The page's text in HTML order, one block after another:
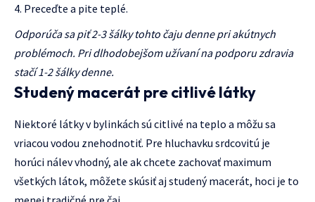
Preceďte a pite teplé.
Odporúča sa piť 2-3 šálky tohto čaju denne pri akútnych
problémoch. Pri dlhodobejšom užívaní na podporu zdravia
stačí 1-2 šálky denne.
Studený macerát pre citlivé látky
Niektoré látky v bylinkách sú citlivé na teplo a môžu sa
vriacou vodou znehodnotiť. Pre hluchavku srdcovitú je
horúci nálev vhodný, ale ak chcete zachovať maximum
všetkých látok, môžete skúsiť aj studený macerát, hoci je to